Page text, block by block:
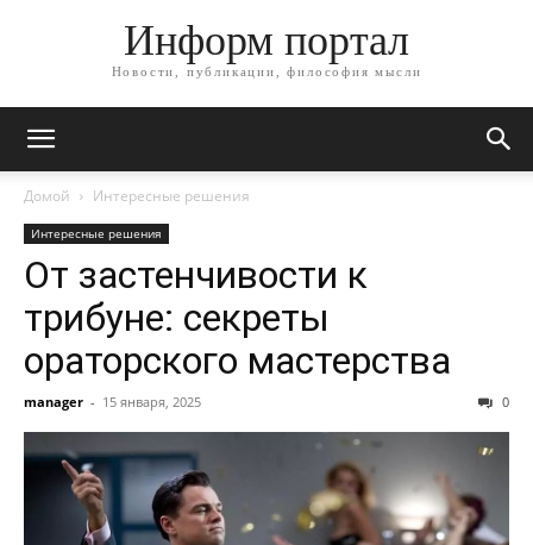
Информ портал
Новости, публикации, философия мысли
Домой Интересные решения
Интересные решения
От застенчивости к
трибуне: секреты
ораторского мастерства
manager - 15 января, 2025 0